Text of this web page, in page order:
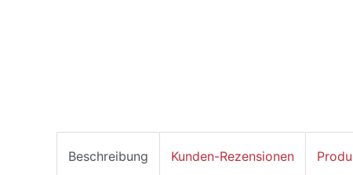
Beschreibung Kunden-Rezensionen